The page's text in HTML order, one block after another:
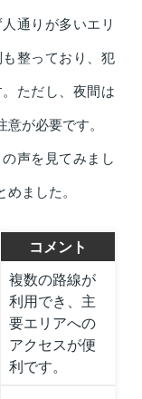
通りが多いエリ
整っており、犯
ただし、夜間は
が必要です。
声を見てみまし
ました。
コメント
複数の路線が
利用でき、主
要エリアへの
アクセスが便
利です。